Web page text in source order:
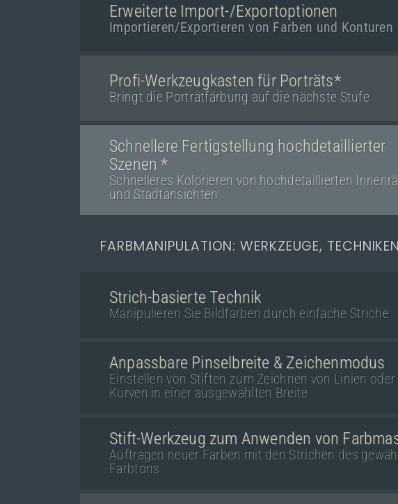
Erweiterte Import-/Exportoptionen
Importieren/Exportieren von Farben und Konturen
Profi-Werkzeugkasten für Porträts*
Bringt die Porträtfärbung auf die nächste Stufe
Schnellere Fertigstellung hochdetaillierter
Szenen *
Schnelleres Kolorieren von hochdetaillierten
und Stadtansichten
FARBMANIPULATION: WERKZEUGE,
Strich-basierte Technik
Manipulieren Sie Bildfarben durch einfache Striche
Anpassbare Pinselbreite & Zeichenmodus
Einstellen von Stiften zum Zeichnen von Linien oder
Kurven in einer ausgewählten Breite
Stift-Werkzeug zum Anwenden von
Auftragen neuer Farben mit den Strichen des
Farbtons